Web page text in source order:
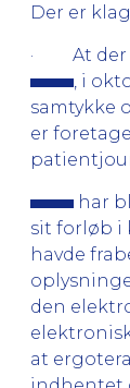
Der er
· At der
, i
samtykke
er
har
sit forløb i
havde
den
at